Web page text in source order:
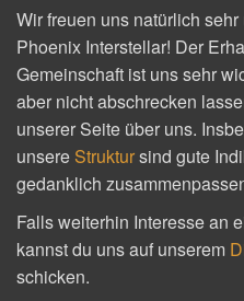
Wir freuen uns natürlich
Phoenix Interstellar! Der
Gemeinschaft ist uns sehr
aber nicht abschrecken
unserer Seite über uns.
unsere Struktursind gute
gedanklich
Falls weiterhin Interesse an
kannst du uns auf unserem
schicken.